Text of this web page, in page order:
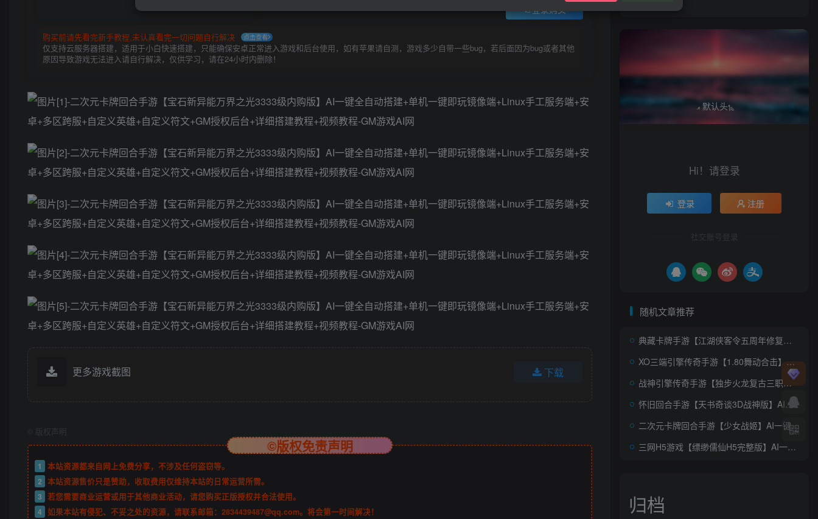
登录购买
购买前请先看完新手教程,未认真看完一切问题自行解决 点击查看
仅支持云服务器搭建，适用于小白快速搭建，只能确保安卓正常进入游戏和后台使用，如有苹果请自测，游戏多少自带一些bug，若后面因为bug或者其他
原因导致游戏无法进入请自行解决，仅供学习，请在24小时内删除！
更多游戏截图 下载
版权声明
©版权免责声明
1
本站资源都来自网上免费分享，不涉及任何盗窃等。
2 本站资源售价只是赞助，收取费用仅维持本站的日常运营所需。
3 若您需要商业运营或用于其他商业活动，请您购买正版授权并合法使用。
4 如果本站有侵犯、不妥之处的资源，请联系邮箱：2834439487@qq.com。将会第一时间解决！
Hi！请登录
登录 注册
社交账号登录
随机文章推荐
典藏卡牌手游【江湖侠客令五周年修复优化版】AI一键全自动搭建+Win系服务端+GM运营后台+安卓苹果双端+详细搭建教程
XO三端引擎传奇手游【1.80舞动合击】AI一键全自动搭建+Win系服务端+PC安卓苹果三端+加密工具+详细搭建教程
战神引擎传奇手游【独步火龙复古三职业二大陆-白猪7.2免授权】AI一键全自动搭建+安卓苹果双端+GM授权后台
怀旧回合手游【天书奇谈3D战神版】AI一键全自动搭建+单机一键即玩镜像端+Linux手工服务端+安卓苹果双端+假人陪玩+GM授权后台+CDK后台+详细搭建教程
二次元卡牌回合手游【少女战姬】AI一键全自动搭建+Linux手工服务端+运维后台+管理后台+GM授权后台+安卓+详细搭建教程+视频教程
三网H5游戏【缥缈儒仙H5完整版】AI一键全自动搭建+最新整理Linux手工服务端+CDK授权后台+简易安卓客户端+详细搭建教程
归档